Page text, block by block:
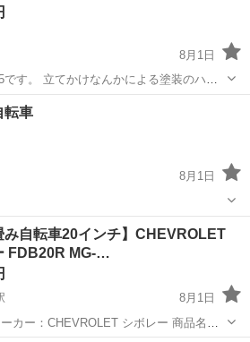
8月1日
です。 立てかけなんかによる塗装のハゲ
です。 Mサイズだったはずです 中古品で
くお願い致します。
転車
8月1日
市駅 マウンテンバイク
み自転車20インチ】CHEVROLET
FDB20R MG-…
8月1日